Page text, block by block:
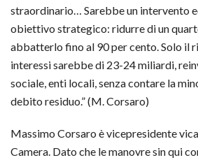
straordinario… Sarebbe un intervento
obiettivo strategico: ridurre di un
abbatterlo fino al 90 per cento. Solo il
interessi sarebbe di 23-24 miliardi,
sociale, enti locali, senza contare la
debito residuo.” (M. Corsaro)
Massimo Corsaro è vicepresidente
Camera. Dato che le manovre sin qui